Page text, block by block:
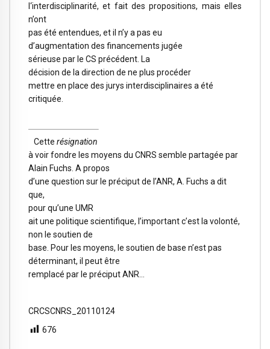
l‘interdisciplinarité, et fait des propositions, mais elles
n’ont
pas été entendues, et il n’y a pas eu
d’augmentation des financements jugée
sérieuse par le CS précédent. La
décision de la direction de ne plus procéder
mettre en place des jurys interdisciplinaires a été
critiquée.
Cette résignation
à voir fondre les moyens du CNRS semble partagée par
Alain Fuchs. A propos
d’une question sur le préciput de l’ANR, A. Fuchs a dit
que,
pour qu’une UMR
ait une politique scientifique, l’important c’est la volonté,
non le soutien de
base. Pour les moyens, le soutien de base n’est pas
déterminant, il peut être
remplacé par le préciput ANR…
CRCSCNRS_20110124
676